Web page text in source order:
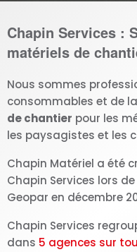
Chapin Services :
matériels de
Nous sommes
consommables et de
de chantier pour les
les paysagistes et les
Chapin Matériel a été
Chapin Services lors
Geopar en décembre
Chapin Services
dans 5 agences sur